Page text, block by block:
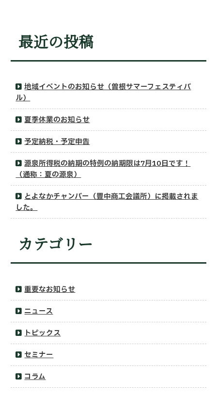
最近の投稿
地域イベントのお知らせ（曽根サマーフェスティバ
ル）
夏季休業のお知らせ
予定納税・予定申告
源泉所得税の納期の特例の納期限は7月10日です！
（通称：夏の源泉）
とよなかチャンバー（豊中商工会議所）に掲載されま
した。
カテゴリー
重要なお知らせ
ニュース
トピックス
セミナー
コラム